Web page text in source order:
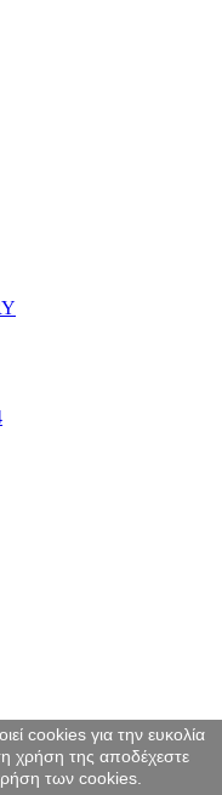
cookies για την ευκολία
χρήση της αποδέχεστε
των cookies.